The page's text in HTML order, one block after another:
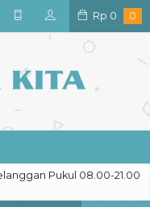
Rp 0 0
Pukul 08.00-21.00